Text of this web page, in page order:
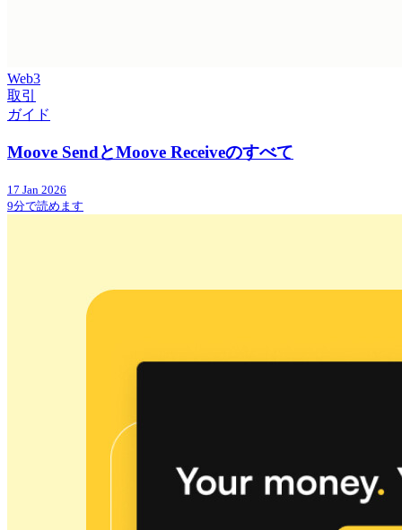
Web3
取引
ガイド
Moove SendとMoove Receiveのすべて
17 Jan 2026
9分で読めます